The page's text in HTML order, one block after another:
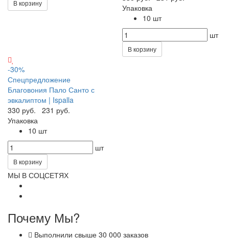
В корзину
Упаковка
10 шт
шт
В корзину
-30%
Спецпредложение
Благовония Пало Санто с
эвкалиптом | Ispalla
330 руб.
231 руб.
Упаковка
10 шт
шт
В корзину
МЫ В СОЦСЕТЯХ
Почему Мы?
Выполнили свыше 30 000 заказов